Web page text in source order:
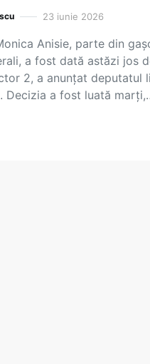
23 iunie 2026
Anisie, parte din
a fost dată astăzi jos
2, a anunțat deputatul
Decizia a fost luată